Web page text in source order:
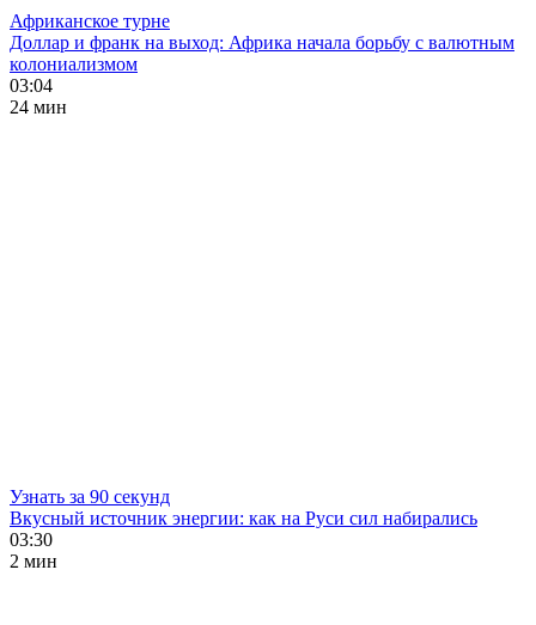
Африканское турне
Доллар и франк на выход: Африка начала борьбу с валютным
колониализмом
03:04
24 мин
Узнать за 90 секунд
Вкусный источник энергии: как на Руси сил набирались
03:30
2 мин